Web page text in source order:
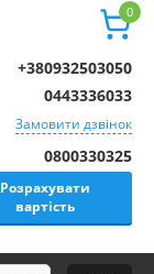
0
0800330325
Розрахувати
вартість
+380932503050
0443336033
Замовити дзвінок